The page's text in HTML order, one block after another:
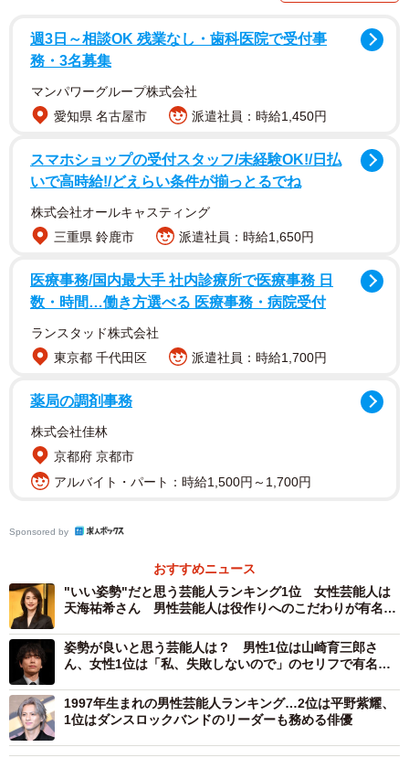
【1位：ラウール（Snow Man）（76票）】
人気グループ「Snow Man」のメンバーで、パリコレモデル
としても活躍しています。パリでは様々なブランドのオー
ディションをまったくのコネ無しで一から受け、肌寒い時
もあったとか。2024年9月にパリで行われた「2025年春夏
りました。
▽ランウェーを歩いている映像を見たことがありますが背
筋が伸びてて素敵でした
がぶれず、姿勢が綺麗だった。モデルとして歩いている姿
も綺麗でした！
【2位：鈴木亮平（70票）】
身長186cmと長身で、演じる人物に合わせて体型を変える
ため「カメレオン俳優」と評されることも。ストイックに
見た目や印象を変えてしまうその凄さはなかなか出来るも
のではありません。
週3日～相談OK 残業なし・歯科医院で受付事
務・3名募集
マンパワーグループ株式会社
愛知県 名古屋市
派遣社員：時給1,450円
スマホショップの受付スタッフ/未経験OK!/日払
いで高時給!/どえらい条件が揃っとるでね
株式会社オールキャスティング
三重県 鈴鹿市
派遣社員：時給1,650円
医療事務/国内最大手 社内診療所で医療事務 日
数・時間…働き方選べる 医療事務・病院受付
ランスタッド株式会社
東京都 千代田区
派遣社員：時給1,700円
薬局の調剤事務
株式会社佳林
京都府 京都市
アルバイト・パート：時給1,500円～1,700円
Sponsored by
おすすめニュース
"いい姿勢"だと思う芸能人ランキング1位 女性芸能人は
天海祐希さん 男性芸能人は役作りへのこだわりが有名な
姿勢が良いと思う芸能人は？ 男性1位は山崎育三郎さ
ん、女性1位は「私、失敗しないので」のセリフで有名な
1997年生まれの男性芸能人ランキング…2位は平野紫耀、
1位はダンスロックバンドのリーダーも務める俳優